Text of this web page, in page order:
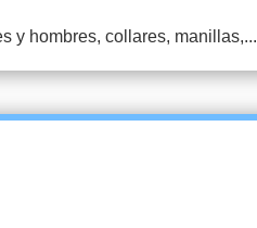
y hombres, collares, manillas,...